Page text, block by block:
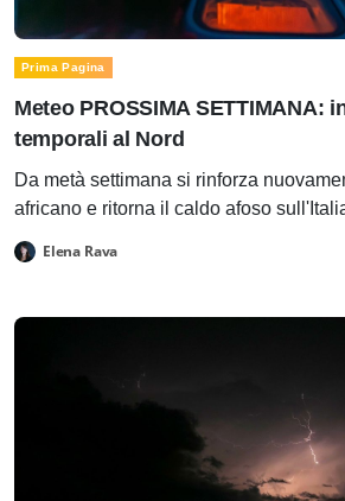
Prima Pagina
Meteo PROSSIMA SETTIMANA:
temporali al Nord
Da metà settimana si rinforza
africano e ritorna il caldo afoso
Elena Rava